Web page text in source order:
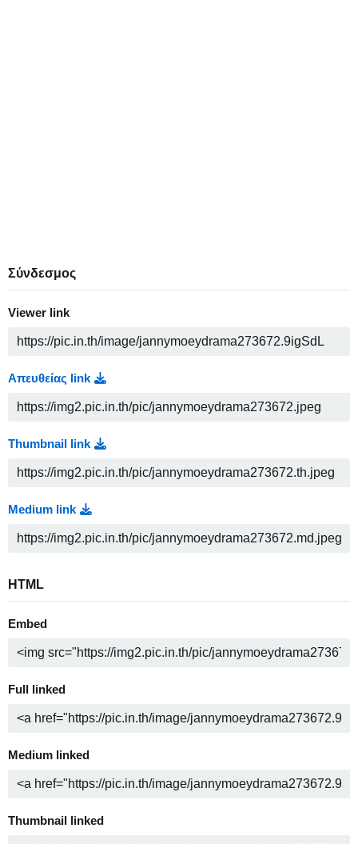
Σύνδεσμος
Viewer link
Απευθείας link
Thumbnail link
Medium link
HTML
Embed
Full linked
Medium linked
Thumbnail linked